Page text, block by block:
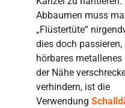
Abbaumen muss
„Flüstertüte“
dies doch
hörbares
der Nähe
verhindern, ist die
Verwendung